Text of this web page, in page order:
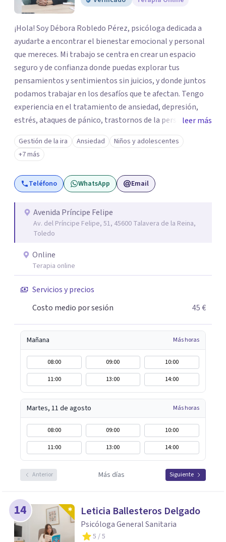
¡Hola! Soy Débora Robledo Pérez, psicóloga dedicada a
ayudarte a encontrar el bienestar emocional y personal
que mereces. Mi trabajo se centra en crear un espacio
seguro y de confianza donde puedas explorar tus
pensamientos y sentimientos sin juicios, y donde juntos
podamos trabajar en los desafíos que te afectan. Tengo
experiencia en el tratamiento de ansiedad, depresión,
estrés, ataques de pánico, trastornos de la personalidad y
el trastorno obsesivo-compulsivo (TOC). Mi enfoque
terapéutico se adapta a tus necesidades específicas,
utilizando herramientas y técnicas que te ayuden a
comprender y transformar aquello que te preocupa. Creo
firmemente que el bienestar emocional es un derecho y,
control sobre tu vida y tus emociones. Mi misión es que te
sientas escuchado/a, comprendido/a y empoderado/a
para enfrentar tus problemas y lograr un cambio positivo
y duradero. Si estás listo/a para comenzar este viaje hacia
una mejor versión de ti mismo/a, estaré encantada de
acompañarte. Aquí estoy para escucharte y ayudarte a
descubrir tu propio camino hacia el bienestar.
leer más
Gestión de la ira Ansiedad
Niños y adolescentes
+7 más
Teléfono WhatsApp Email
Avenida Príncipe Felipe
Av. del Príncipe Felipe, 51, 45600 Talavera de la Reina,
Toledo
Online
Terapia online
Servicios y precios
Costo medio por sesión
45 €
Mañana Más horas
08:00 09:00
10:00
11:00
13:00 14:00
Martes, 11 de agosto Más horas
08:00 09:00
10:00
11:00
13:00 14:00
Anterior Más días Siguiente
14 Leticia Ballesteros Delgado
Psicóloga General Sanitaria
5 / 5